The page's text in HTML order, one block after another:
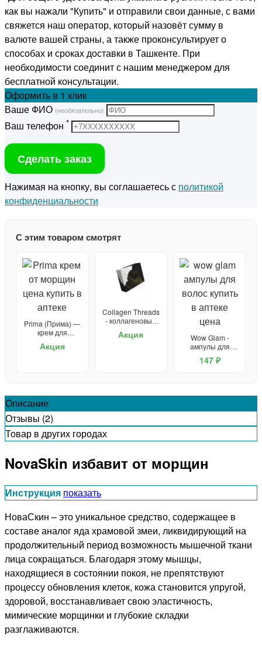
как вы нажали "Купить" и отправили свои данные, с вами
свяжется наш оператор, который назовёт сумму в
валюте вашей страны, а также проконсультирует о
способах и сроках доставки в Ташкенте. При
необходимости соединит с нашим менеджером для
бесплатной консультации.
Оформить в 1 клик
Ваше ФИО (необязательно)
Ваш телефон *
Сделать заказ
Нажимая на кнопку, вы соглашаетесь с политикой
конфиденциальности
С этим товаром смотрят
Prima (Прима) —
крем для
Акция
Collagen Threads
- коллагеновые
подтяжки лица
Акция
Wow Glam -
ампулы для
волос
147 ₽
Описание
Отзывы (2)
Товар в других городах
NovaSkin избавит от морщин
Инструкция показать
НоваСкин – это уникальное средство, содержащее в
составе аналог яда храмовой змеи, ликвидирующий на
продолжительный период возможность мышечной ткани
лица сокращаться. Благодаря этому мышцы,
находящиеся в состоянии покоя, не препятствуют
процессу обновления клеток, кожа становится упругой,
здоровой, восстанавливает свою эластичность,
мимические морщинки и глубокие складки
разглаживаются.